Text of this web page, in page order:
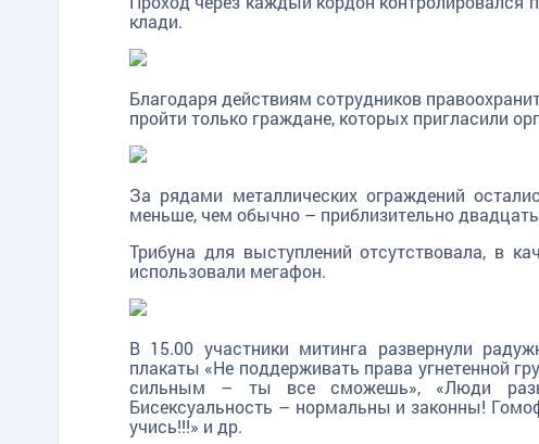
клади.
Благодаря действиям сотрудников
пройти только граждане, которых пригласили
За рядами металлических ограждений
меньше, чем обычно – приблизительно
Трибуна для выступлений отсутствовала, в
использовали мегафон.
В 15.00 участники митинга развернули
плакаты «Не поддерживать права угнетенной
сильным – ты все сможешь», «Люди
Бисексуальность – нормальны и законны!
учись!!!» и др.